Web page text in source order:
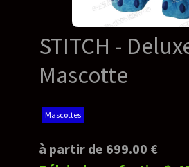
STITCH -
Mascotte
Mascottes
à partir de 699.00 €